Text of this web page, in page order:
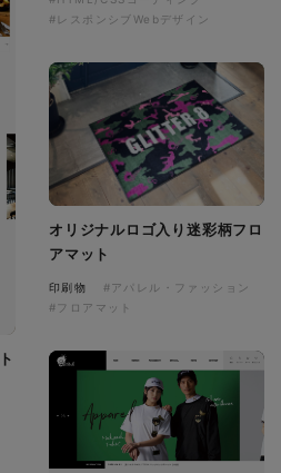
#レスポンシブWebデザイン
オリジナルロゴ入り迷彩柄フロ
アマット
印刷物
#アパレル・ファッション
#フロアマット